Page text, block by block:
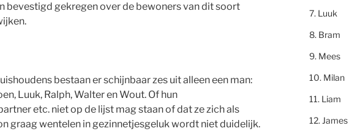
bevestigd gekregen over de bewoners van dit soort
bestaan er schijnbaar zes uit alleen een man:
Luuk, Ralph, Walter en Wout. Of hun
etc. niet op de lijst mag staan of dat ze zich als
graag wentelen in gezinnetjesgeluk wordt niet duidelijk.
Luuk
Bram
Mees
Milan
Liam
James